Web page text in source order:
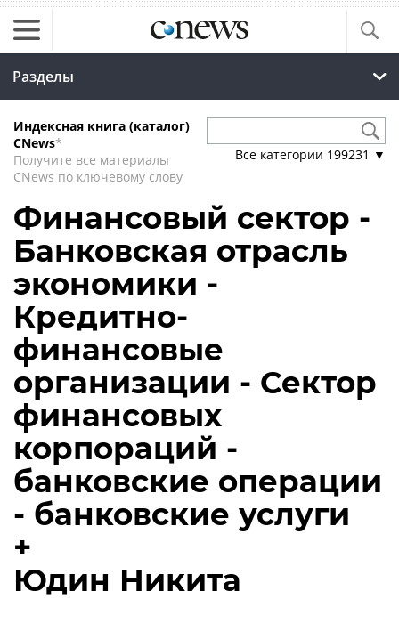
Разделы
Индексная книга (каталог)
CNews*
Получите все материалы
CNews по ключевому слову
Все категории 199231 ▼
Финансовый сектор -
Банковская отрасль
экономики -
Кредитно-
финансовые
организации - Сектор
финансовых
корпораций -
банковские операции
- банковские услуги
+
Юдин Никита